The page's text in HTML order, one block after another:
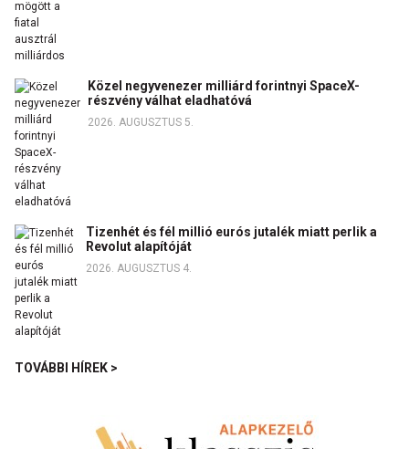
Közel negyvenezer milliárd forintnyi SpaceX-
részvény válhat eladhatóvá
2026. AUGUSZTUS 5.
Tizenhét és fél millió eurós jutalék miatt perlik a
Revolut alapítóját
2026. AUGUSZTUS 4.
TOVÁBBI HÍREK >